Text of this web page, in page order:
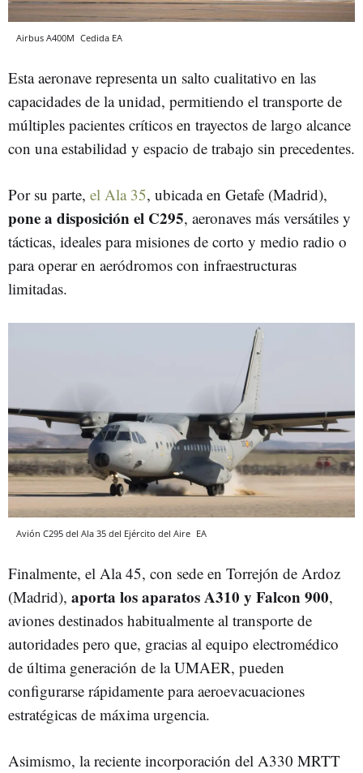
Airbus A400M Cedida EA
Esta aeronave representa un salto cualitativo en las
capacidades de la unidad, permitiendo el transporte de
múltiples pacientes críticos en trayectos de largo alcance
con una estabilidad y espacio de trabajo sin precedentes.
Por su parte, el Ala 35, ubicada en Getafe (Madrid),
pone a disposición el C295, aeronaves más versátiles y
tácticas, ideales para misiones de corto y medio radio o
para operar en aeródromos con infraestructuras
limitadas.
Avión C295 del Ala 35 del Ejército del Aire EA
Finalmente, el Ala 45, con sede en Torrejón de Ardoz
(Madrid), aporta los aparatos A310 y Falcon 900,
aviones destinados habitualmente al transporte de
autoridades pero que, gracias al equipo electromédico
de última generación de la UMAER, pueden
configurarse rápidamente para aeroevacuaciones
estratégicas de máxima urgencia.
Asimismo, la reciente incorporación del A330 MRTT